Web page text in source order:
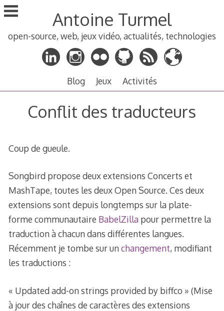
Aller
au
principal
Antoine Turmel
open-source, web, jeux vidéo, actualités, technologies
Blog Jeux Activités
Conflit des traducteurs
Coup de gueule.
Songbird propose deux extensions Concerts et
MashTape, toutes les deux Open Source. Ces deux
extensions sont depuis longtemps sur la plate-
forme communautaire BabelZillapour permettre la
traduction à chacun dans différentes langues.
Récemment je tombe sur unchangement, modifiant
les traductions :
« Updated add-on strings provided by biffco » (Mise
à jour des chaînes de caractères des extensions